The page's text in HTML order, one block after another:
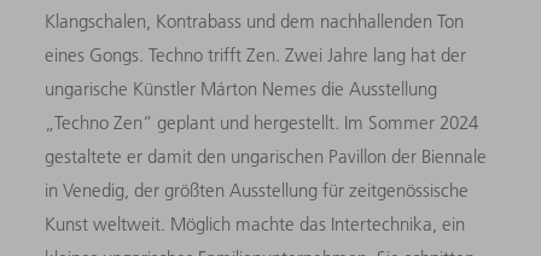
Klangschalen, Kontrabass und dem nachhallenden Ton
eines Gongs. Techno trifft Zen. Zwei Jahre lang hat der
ungarische Künstler Márton Nemes die Ausstellung
„Techno Zen“ geplant und hergestellt. Im Sommer 2024
gestaltete er damit den ungarischen Pavillon der Biennale
in Venedig, der größten Ausstellung für zeitgenössische
Kunst weltweit. Möglich machte das Intertechnika, ein